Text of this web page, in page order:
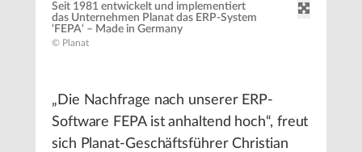
Seit 1981 entwickelt und implementiert
das Unternehmen Planat das ERP-System
‘FEPA‘ – Made in Germany
© Planat
„Die Nachfrage nach unserer ERP-
Software FEPA ist anhaltend hoch“, freut
sich Planat-Geschäftsführer Christian